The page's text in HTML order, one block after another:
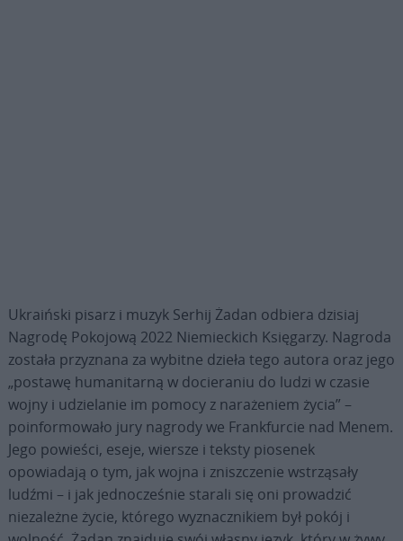
Ukraiński pisarz i muzyk Serhij Żadan odbiera dzisiaj
Nagrodę Pokojową 2022 Niemieckich Księgarzy. Nagroda
została przyznana za wybitne dzieła tego autora oraz jego
„postawę humanitarną w docieraniu do ludzi w czasie
wojny i udzielanie im pomocy z narażeniem życia” –
poinformowało jury nagrody we Frankfurcie nad Menem.
Jego powieści, eseje, wiersze i teksty piosenek
opowiadają o tym, jak wojna i zniszczenie wstrząsały
ludźmi – i jak jednocześnie starali się oni prowadzić
niezależne życie, którego wyznacznikiem był pokój i